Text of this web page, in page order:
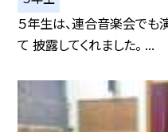
５年生は、連合音楽会でも
て 披露してくれました。 ...